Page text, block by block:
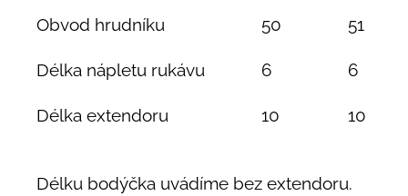
Obvod hrudníku 50 51
Délka nápletu rukávu 6 6
Délka extendoru 10 10
Délku bodýčka uvádíme bez extendoru.